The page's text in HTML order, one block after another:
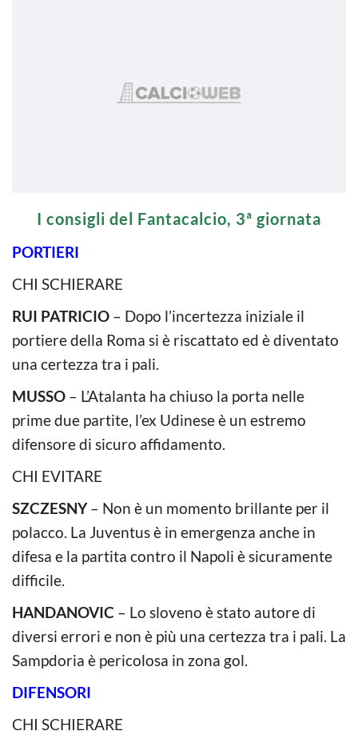
I consigli del Fantacalcio, 3ª giornata
PORTIERI
CHI SCHIERARE
RUI PATRICIO – Dopo l’incertezza iniziale il
portiere della Roma si è riscattato ed è diventato
una certezza tra i pali.
MUSSO – L’Atalanta ha chiuso la porta nelle
prime due partite, l’ex Udinese è un estremo
difensore di sicuro affidamento.
CHI EVITARE
SZCZESNY– Non è un momento brillante per il
polacco. La Juventus è in emergenza anche in
difesa e la partita contro il Napoli è sicuramente
difficile.
HANDANOVIC – Lo sloveno è stato autore di
diversi errori e non è più una certezza tra i pali. La
Sampdoria è pericolosa in zona gol.
DIFENSORI
CHI SCHIERARE